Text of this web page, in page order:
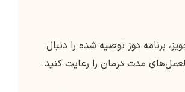
برنامه دوز توصیه شده را دنبال
مدت درمان را رعایت کنید.